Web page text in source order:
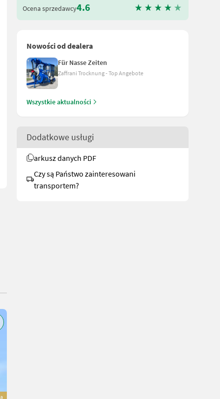
Flexibilität und Stabilität für verschiedenste
Ocena sprzedawcy4.6
Nowości od dealera
Für Nasse Zeiten
Zaffrani Trocknung - Top Angebote
Wszystkie aktualności
Dodatkowe usługi
arkusz danych PDF
Czy są Państwo zainteresowani
transportem?